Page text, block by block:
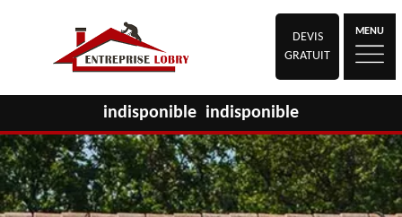
DEVIS
GRATUIT
MENU
indisponible indisponible